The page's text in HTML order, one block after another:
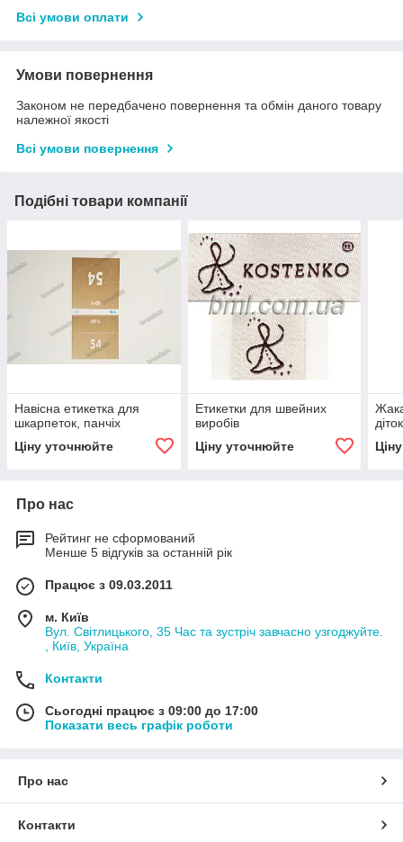
Всі умови оплати
Умови повернення
Законом не передбачено повернення та обмін даного товару
належної якості
Всі умови повернення
Подібні товари компанії
Навісна етикетка для
шкарпеток, панчіх
Ціну уточнюйте
Етикетки для швейних
виробів
Ціну уточнюйте
діток
Про нас
Рейтинг не сформований
Менше 5 відгуків за останній рік
Працює з 09.03.2011
м. Київ
Вул. Світлицького, 35 Час та зустріч завчасно узгоджуйте.
, Київ, Україна
Контакти
Сьогодні працює з 09:00 до 17:00
Показати весь графік роботи
Про нас
Контакти